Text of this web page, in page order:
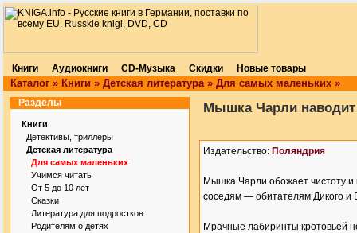
Книги Аудиокниги CD-Музыка Скидки Новые товары
Каталог » Книги » Детская литература» Для самых маленьких »
Разделы
Книги
Детективы, триллеры
Детская литература
Для самых маленьких
Учимся читать
От 5 до 10 лет
Сказки
Литература для подростков
Родителям о детях
Мышка Чарли наводит
Издательство: Поляндрия
Мышка Чарли обожает чистоту и
соседям — обитателям Дикого и
Мрачные лабиринты кротовьей